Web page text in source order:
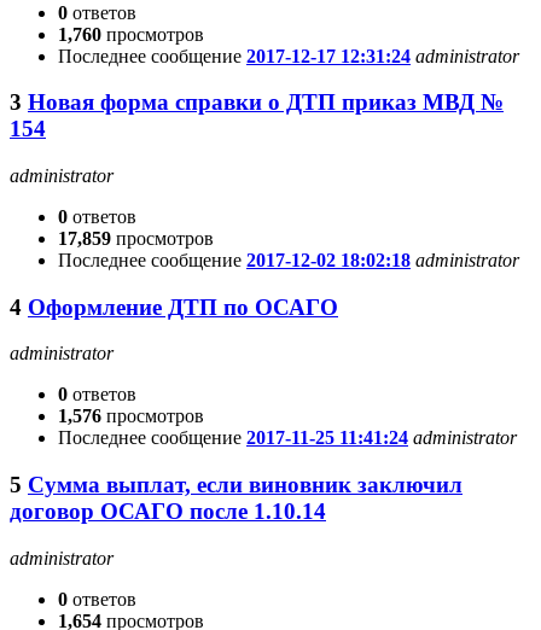
0 ответов
1,760 просмотров
Последнее сообщение 2017-12-17 12:31:24 administrator
3 Новая форма справки о ДТП приказ МВД №
154
administrator
0 ответов
17,859 просмотров
Последнее сообщение 2017-12-02 18:02:18 administrator
4 Оформление ДТП по ОСАГО
administrator
0 ответов
1,576 просмотров
Последнее сообщение 2017-11-25 11:41:24 administrator
5 Сумма выплат, если виновник заключил
договор ОСАГО после 1.10.14
administrator
0 ответов
1,654 просмотров